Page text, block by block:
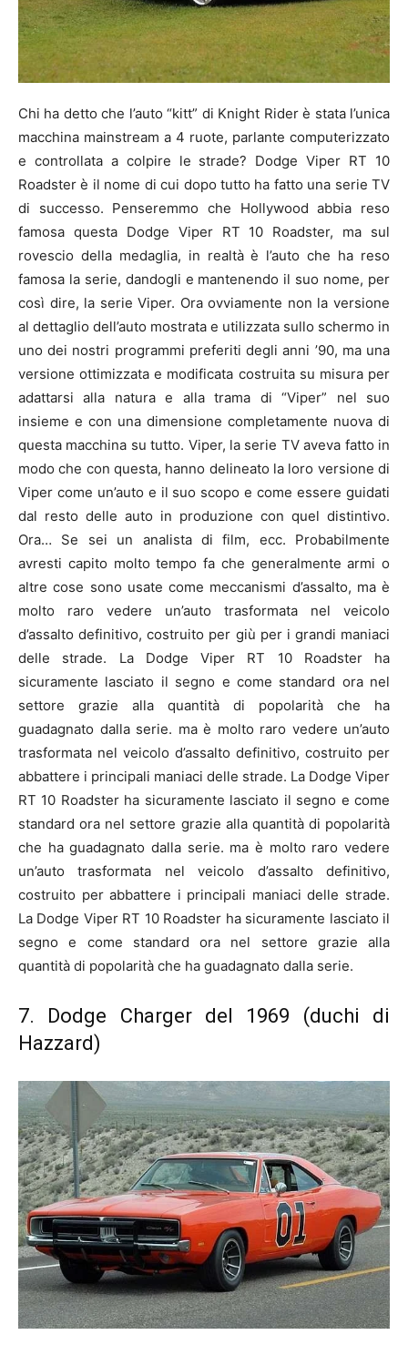
Chi ha detto che l’auto “kitt” di Knight Rider è stata l’unica
macchina mainstream a 4 ruote, parlante computerizzato
e controllata a colpire le strade? Dodge Viper RT 10
Roadster è il nome di cui dopo tutto ha fatto una serie TV
di successo. Penseremmo che Hollywood abbia reso
famosa questa Dodge Viper RT 10 Roadster, ma sul
rovescio della medaglia, in realtà è l’auto che ha reso
famosa la serie, dandogli e mantenendo il suo nome, per
così dire, la serie Viper. Ora ovviamente non la versione
al dettaglio dell’auto mostrata e utilizzata sullo schermo in
uno dei nostri programmi preferiti degli anni ’90, ma una
versione ottimizzata e modificata costruita su misura per
adattarsi alla natura e alla trama di “Viper” nel suo
insieme e con una dimensione completamente nuova di
questa macchina su tutto. Viper, la serie TV aveva fatto in
modo che con questa, hanno delineato la loro versione di
Viper come un’auto e il suo scopo e come essere guidati
dal resto delle auto in produzione con quel distintivo.
Ora… Se sei un analista di film, ecc. Probabilmente
avresti capito molto tempo fa che generalmente armi o
altre cose sono usate come meccanismi d’assalto, ma è
molto raro vedere un’auto trasformata nel veicolo
d’assalto definitivo, costruito per giù per i grandi maniaci
delle strade. La Dodge Viper RT 10 Roadster ha
sicuramente lasciato il segno e come standard ora nel
settore grazie alla quantità di popolarità che ha
guadagnato dalla serie. ma è molto raro vedere un’auto
trasformata nel veicolo d’assalto definitivo, costruito per
abbattere i principali maniaci delle strade. La Dodge Viper
RT 10 Roadster ha sicuramente lasciato il segno e come
standard ora nel settore grazie alla quantità di popolarità
che ha guadagnato dalla serie. ma è molto raro vedere
un’auto trasformata nel veicolo d’assalto definitivo,
costruito per abbattere i principali maniaci delle strade.
La Dodge Viper RT 10 Roadster ha sicuramente lasciato il
segno e come standard ora nel settore grazie alla
quantità di popolarità che ha guadagnato dalla serie.
7. Dodge Charger del 1969 (duchi di
Hazzard)